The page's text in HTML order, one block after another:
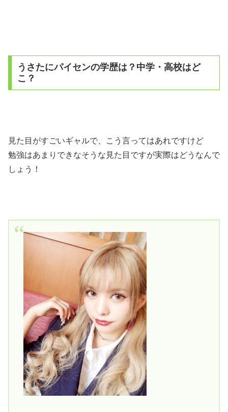
うさたにパイセンの学歴は？中学・高校はど
こ？
見た目がすごいギャルで、こう言ってはあれですけど
勉強はあまりできなそうな見た目ですが実際はどうなんで
しょう！